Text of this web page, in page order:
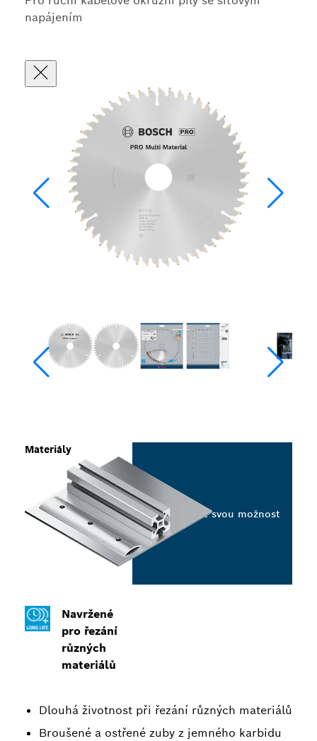
napájením
Navržené
pro řezání
různých
materiálů
Dlouhá životnost při řezání různých materiálů
Broušené a ostřené zuby z jemného karbidu
Materiály
Vyberte svou možnost